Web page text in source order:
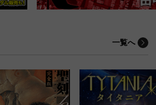
一覧へ